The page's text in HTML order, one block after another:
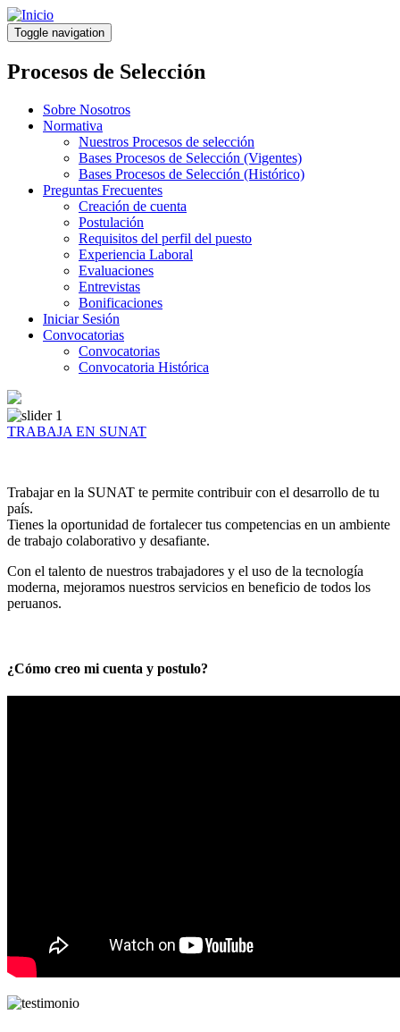
Pasar
al
contenido
principal
Toggle navigation
Procesos de Selección
Sobre Nosotros
Normativa
Nuestros Procesos de selección
Bases Procesos de Selección (Vigentes)
Bases Procesos de Selección (Histórico)
Preguntas Frecuentes
Creación de cuenta
Postulación
Requisitos del perfil del puesto
Experiencia Laboral
Evaluaciones
Entrevistas
Bonificaciones
Iniciar Sesión
Convocatorias
Convocatorias
Convocatoria Histórica
TRABAJA EN SUNAT
Trabajar en la SUNAT te permite contribuir con el desarrollo de tu
país.
Tienes la oportunidad de fortalecer tus competencias en un ambiente
de trabajo colaborativo y desafiante.
Con el talento de nuestros trabajadores y el uso de la tecnología
moderna, mejoramos nuestros servicios en beneficio de todos los
peruanos.
¿Cómo creo mi cuenta y postulo?